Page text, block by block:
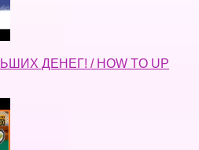
ДЕНЕГ! / HOW TO UP